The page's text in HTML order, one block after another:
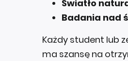
Światło
Badania nad
Każdy student lub
ma szansę na